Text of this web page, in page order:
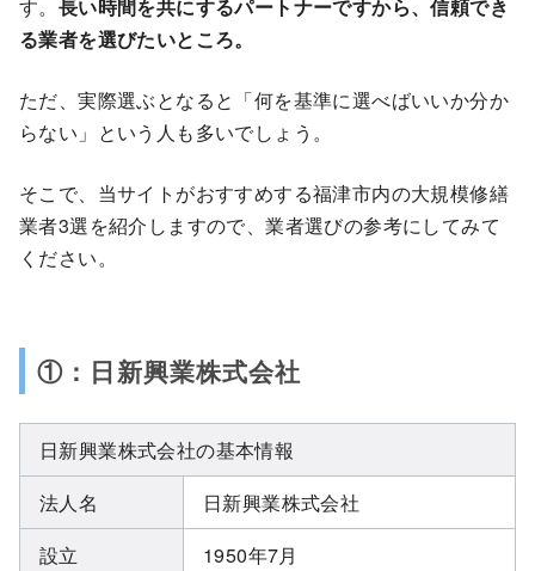
す。 長い時間を共にするパートナーですから、信頼でき
る業者を選びたいところ。
ただ、実際選ぶとなると「何を基準に選べばいいか分か
らない」という人も多いでしょう。
そこで、当サイトがおすすめする福津市内の大規模修繕
業者3選を紹介しますので、業者選びの参考にしてみて
ください。
①：日新興業株式会社
日新興業株式会社の基本情報
法人名
日新興業株式会社
設立
1950年7月